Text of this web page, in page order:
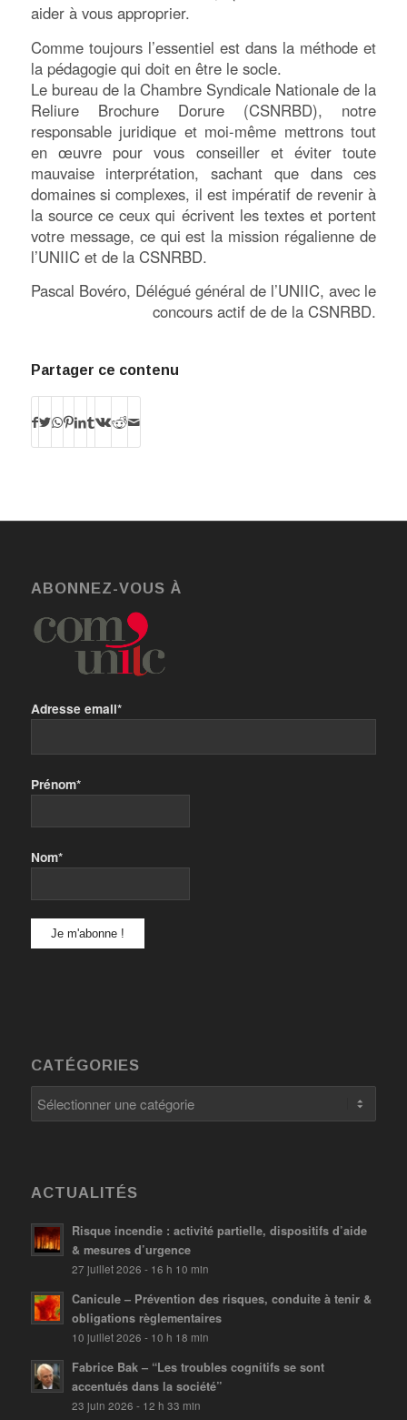
aider à vous approprier.
Comme toujours l’essentiel est dans la méthode et
la pédagogie qui doit en être le socle.
Le bureau de la Chambre Syndicale Nationale de la
Reliure Brochure Dorure (CSNRBD), notre
responsable juridique et moi-même mettrons tout
en œuvre pour vous conseiller et éviter toute
mauvaise interprétation, sachant que dans ces
domaines si complexes, il est impératif de revenir à
la source ce ceux qui écrivent les textes et portent
votre message, ce qui est la mission régalienne de
l’UNIIC et de la CSNRBD.
Pascal Bovéro, Délégué général de l’UNIIC, avec le
concours actif de de la CSNRBD.
Partager ce contenu
ABONNEZ-VOUS À
Adresse email*
Prénom*
Nom*
CATÉGORIES
Catégories
ACTUALITÉS
Risque incendie : activité partielle, dispositifs d’aide
& mesures d’urgence
27 juillet 2026 - 16 h 10 min
Canicule – Prévention des risques, conduite à tenir &
obligations règlementaires
10 juillet 2026 - 10 h 18 min
Fabrice Bak – “Les troubles cognitifs se sont
accentués dans la société”
23 juin 2026 - 12 h 33 min